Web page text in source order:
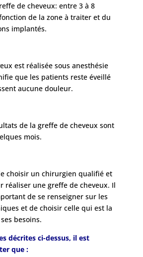
de cheveux: entre 3 à 8
de la zone à traiter et du
implantés.
est réalisée sous anesthésie
que les patients reste éveillé
aucune douleur.
de la greffe de cheveux sont
mois.
choisir un chirurgien qualifié et
réaliser une greffe de cheveux. Il
de se renseigner sur les
et de choisir celle qui est la
besoins.
décrites ci-dessus, il est
que :